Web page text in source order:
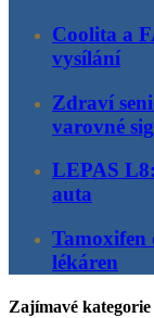
Coolita a
vysílání
Zdraví
varovné
LEPAS
auta
Tamoxifen
lékáren
Zajímavé kategorie